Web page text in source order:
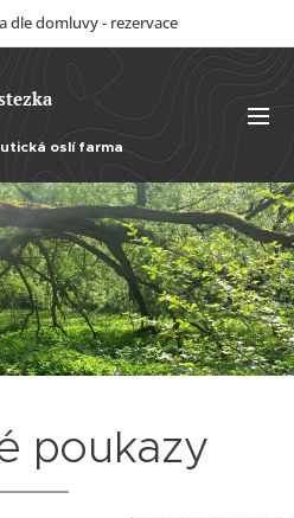
dle domluvy - rezervace
oslí farma
poukazy